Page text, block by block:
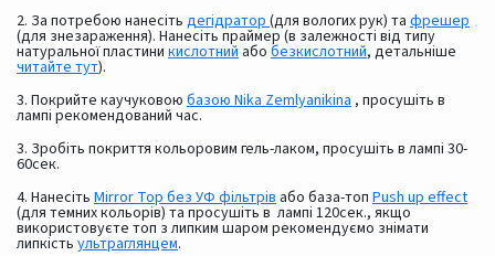
2. За потребою нанесіть дегідратор(для вологих рук) та фрешер
(для знезараження). Нанесіть праймер (в залежності від типу
натуральної пластини кислотний або безкислотний, детальніше
читайте тут).
3. Покрийте каучуковою базою Nika Zemlyanikina, просушіть в
лампі рекомендований час.
3. Зробіть покриття кольоровим гель-лаком, просушіть в лампі 30-
60сек.
4. Нанесіть Mirror Top без УФ фільтрів або база-топ Push up effect
(для темних кольорів) та просушіть в лампі 120сек., якщо
використовуєте топ з липким шаром рекомендуємо знімати
липкість ультраглянцем.